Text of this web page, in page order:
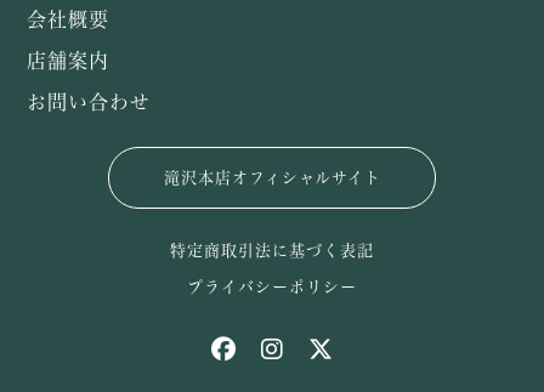
会社概要
店舗案内
お問い合わせ
滝沢本店オフィシャルサイト
特定商取引法に基づく表記
プライバシーポリシー